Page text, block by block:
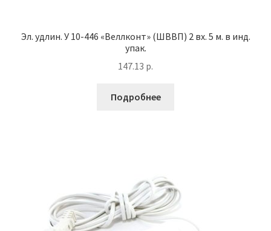
Эл. удлин. У 10-446 «Веллконт» (ШВВП) 2 вх. 5 м. в инд.
упак.
147.13 р.
Подробнее